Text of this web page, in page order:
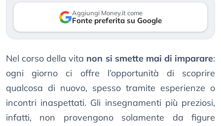
Aggiungi Money.it come
Fonte preferita su Google
Nel corso della vita non si smette mai di imparare:
ogni giorno ci offre l’opportunità di scoprire
qualcosa di nuovo, spesso tramite esperienze o
incontri inaspettati. Gli insegnamenti più preziosi,
infatti, non provengono solamente da figure